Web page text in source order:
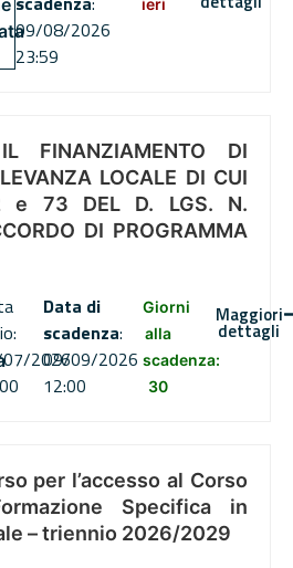
09/08/2026
23:59
ieri
FINANZIAMENTO DI
LOCALE DI CUI
e 73 DEL D. LGS. N.
DI PROGRAMMA
2026
Data di
scadenza:
09/09/2026
12:00
Giorni
alla
scadenza:
30
Maggiori
dettagli
per l’accesso al Corso
Specifica in
– triennio 2026/2029